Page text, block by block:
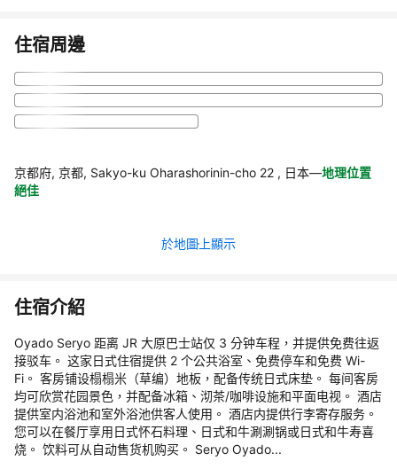
住宿周邊
京都府, 京都, Sakyo-ku Oharashorinin-cho 22 , 日本—地理位置
絕佳
於地圖上顯示
住宿介紹
Oyado Seryo 距离 JR 大原巴士站仅 3 分钟车程，并提供免费往返
接驳车。 这家日式住宿提供 2 个公共浴室、免费停车和免费 Wi-
Fi。 客房铺设榻榻米（草编）地板，配备传统日式床垫。 每间客房
均可欣赏花园景色，并配备冰箱、沏茶/咖啡设施和平面电视。 酒店
提供室内浴池和室外浴池供客人使用。 酒店内提供行李寄存服务。
您可以在餐厅享用日式怀石料理、日式和牛涮涮锅或日式和牛寿喜
烧。 饮料可从自动售货机购买。 Seryo Oyado...